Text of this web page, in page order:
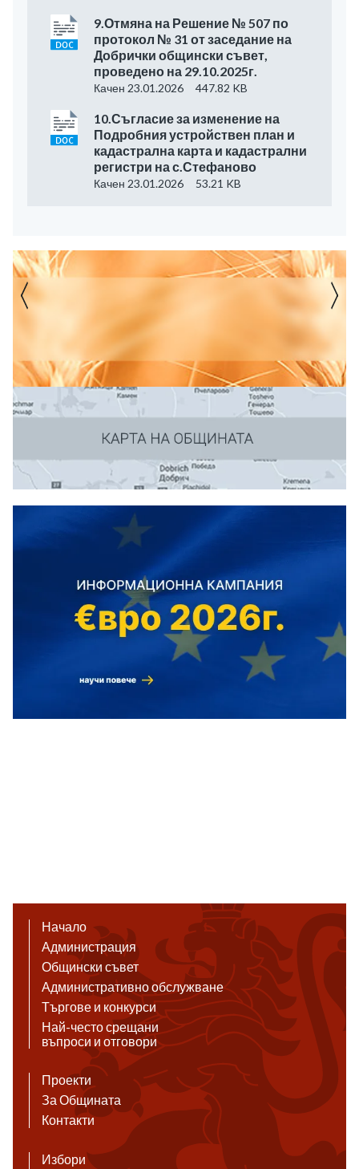
9.Отмяна на Решение № 507 по
протокол № 31 от заседание на
Добрички общински съвет,
проведено на 29.10.2025г.
Качен 23.01.2026 447.82 KB
10.Съгласие за изменение на
Подробния устройствен план и
кадастрална карта и кадастрални
регистри на с.Стефаново
Качен 23.01.2026 53.21 KB
Начало
Администрация
Общински съвет
Административно обслужване
Търгове и конкурси
Най-често срещани
въпроси и отговори
Проекти
За Общината
Контакти
Избори